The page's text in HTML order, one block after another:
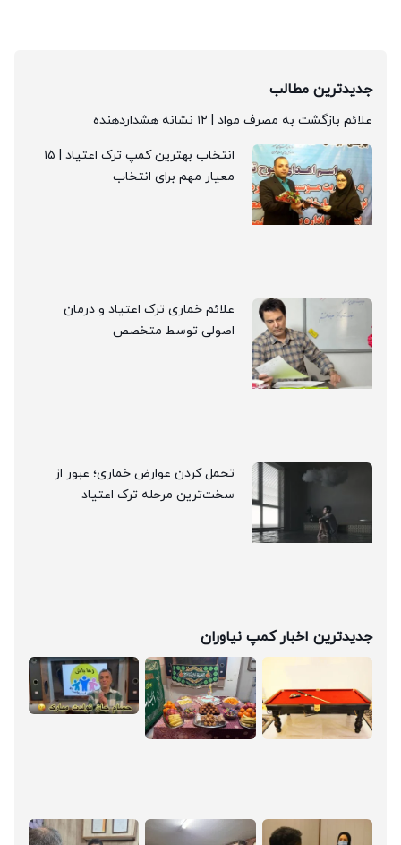
جدیدترین مطالب
علائم بازگشت به مصرف مواد | ۱۲ نشانه هشداردهنده
انتخاب بهترین کمپ ترک اعتیاد | ۱۵
معیار مهم برای انتخاب
علائم خماری ترک اعتیاد و درمان
اصولی توسط متخصص
تحمل کردن عوارض خماری؛ عبور از
سخت‌ترین مرحله ترک اعتیاد
جدیدترین اخبار کمپ نیاوران